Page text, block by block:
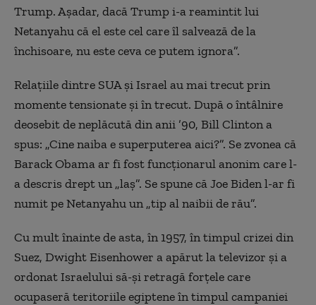
Trump. Așadar, dacă Trump i-a reamintit lui
Netanyahu că el este cel care îl salvează de la
închisoare, nu este ceva ce putem ignora”.
Relațiile dintre SUA și Israel au mai trecut prin
momente tensionate și în trecut. După o întâlnire
deosebit de neplăcută din anii ’90, Bill Clinton a
spus: „Cine naiba e superputerea aici?”. Se zvonea că
Barack Obama ar fi fost funcționarul anonim care l-
a descris drept un „laș”. Se spune că Joe Biden l-ar fi
numit pe Netanyahu un „tip al naibii de rău”.
Cu mult înainte de asta, în 1957, în timpul crizei din
Suez, Dwight Eisenhower a apărut la televizor și a
ordonat Israelului să-și retragă forțele care
ocupaseră teritoriile egiptene în timpul campaniei